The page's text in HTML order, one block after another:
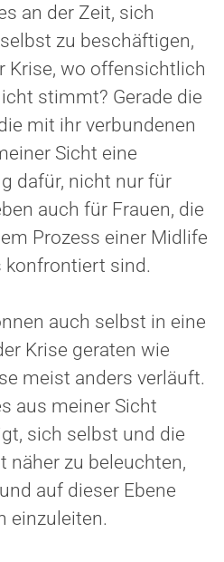
an der Zeit, sich
zu beschäftigen,
Krise, wo offensichtlich
stimmt? Gerade die
mit ihr verbundenen
Sicht eine
dafür, nicht nur für
auch für Frauen, die
Prozess einer Midlife
konfrontiert sind.
auch selbst in eine
Krise geraten wie
meist anders verläuft.
aus meiner Sicht
sich selbst und die
näher zu beleuchten,
auf dieser Ebene
einzuleiten.